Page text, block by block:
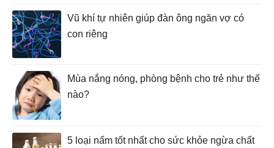
Vũ khí tự nhiên giúp đàn ông ngăn vợ có
con riêng
Mùa nắng nóng, phòng bệnh cho trẻ như thế
nào?
5 loại nấm tốt nhất cho sức khỏe ngừa chất